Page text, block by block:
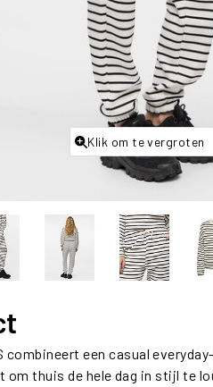
Klik om te vergroten
combineert een casual
thuis de hele dag in stijl te